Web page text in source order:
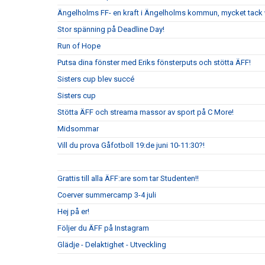
Ängelholms FF- en kraft i Ängelholms kommun, mycket tack
Stor spänning på Deadline Day!
Run of Hope
Putsa dina fönster med Eriks fönsterputs och stötta ÄFF!
Sisters cup blev succé
Sisters cup
Stötta ÄFF och streama massor av sport på C More!
Midsommar
Vill du prova Gåfotboll 19:de juni 10-11:30?!
Grattis till alla ÄFF:are som tar Studenten!!
Coerver summercamp 3-4 juli
Hej på er!
Följer du ÄFF på Instagram
Glädje - Delaktighet - Utveckling